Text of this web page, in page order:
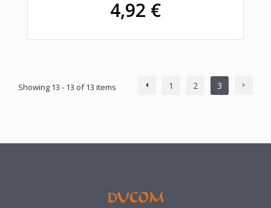
4,92 €
1 2 3
Showing 13 - 13 of 13 items